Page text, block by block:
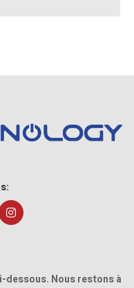
Nous restons à